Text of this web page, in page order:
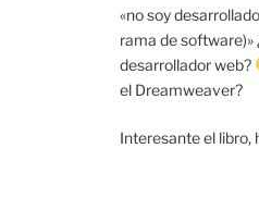
«no soy
rama de software)»
desarrollador web?
el Dreamweaver?
Interesante el libro,